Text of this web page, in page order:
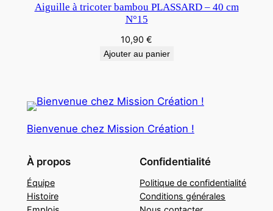
Aiguille à tricoter bambou PLASSARD – 40 cm
N°15
10,90 €
Ajouter au panier
Bienvenue chez Mission Création !
À propos
Équipe
Histoire
Confidentialité
Politique de confidentialité
Conditions générales